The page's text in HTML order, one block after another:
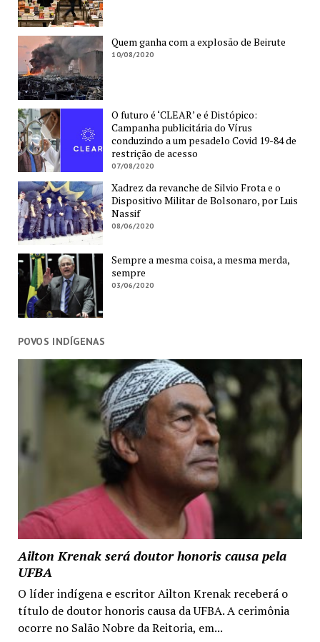
Quem ganha com a explosão de Beirute
10/08/2020
O futuro é ‘CLEAR’ e é Distópico:
Campanha publicitária do Vírus
conduzindo a um pesadelo Covid 19-84 de
restrição de acesso
07/08/2020
Xadrez da revanche de Silvio Frota e o
Dispositivo Militar de Bolsonaro, por Luis
Nassif
08/06/2020
Sempre a mesma coisa, a mesma merda,
sempre
03/06/2020
POVOS INDÍGENAS
Ailton Krenak será doutor honoris causa pela
UFBA
O líder indígena e escritor Ailton Krenak receberá o
título de doutor honoris causa da UFBA. A cerimônia
ocorre no Salão Nobre da Reitoria, em...